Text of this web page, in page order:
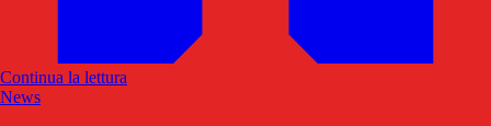
Continua la lettura
News